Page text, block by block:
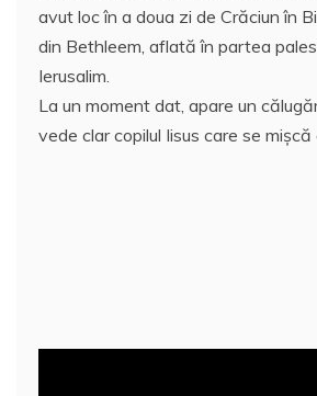
avut loc în a doua zi de Crăciun în
din Bethleem, aflată în partea
Ierusalim.
La un moment dat, apare un
vede clar copilul Iisus care se